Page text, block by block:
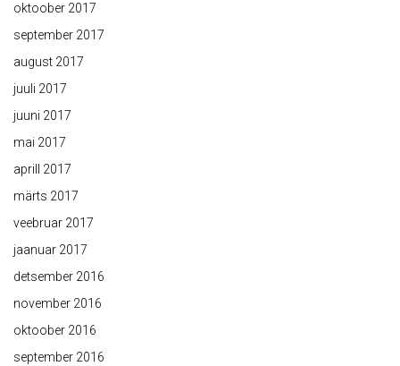
oktoober 2017
september 2017
august 2017
juuli 2017
juuni 2017
mai 2017
aprill 2017
märts 2017
veebruar 2017
jaanuar 2017
detsember 2016
november 2016
oktoober 2016
september 2016